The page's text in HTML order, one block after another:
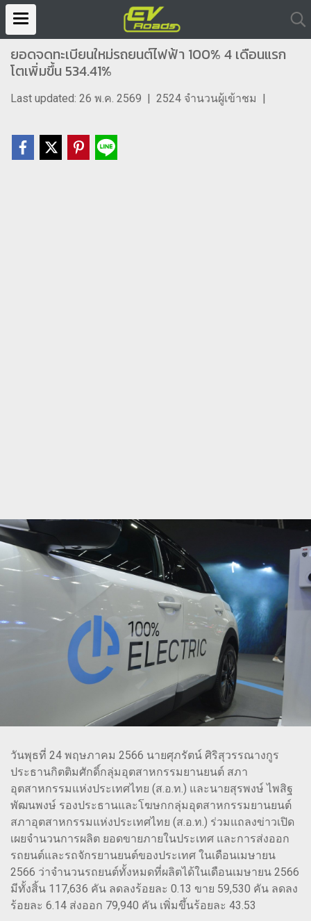
ยอดจดทะเบียนใหม่รถยนต์ไฟฟ้า 100% 4 เดือนแรก
โตเพิ่มขึ้น 534.41%
Last updated: 26 พ.ค. 2569 | 2524 จำนวนผู้เข้าชม |
วันพุธที่ 24 พฤษภาคม 2566 นายศุภรัตน์ ศิริสุวรรณางกูร
ประธานกิตติมศักดิ์กลุ่มอุตสาหกรรมยานยนต์ สภา
อุตสาหกรรมแห่งประเทศไทย (ส.อ.ท.) และนายสุรพงษ์ ไพสิฐ
พัฒนพงษ์ รองประธานและโฆษกกลุ่มอุตสาหกรรมยานยนต์
สภาอุตสาหกรรมแห่งประเทศไทย (ส.อ.ท.) ร่วมแถลงข่าวเปิด
เผยจำนวนการผลิต ยอดขายภายในประเทศ และการส่งออก
รถยนต์และรถจักรยานยนต์ของประเทศ ในเดือนเมษายน
2566 ว่าจำนวนรถยนต์ทั้งหมดที่ผลิตได้ในเดือนเมษายน 2566
มีทั้งสิ้น 117,636 คัน ลดลงร้อยละ 0.13 ขาย 59,530 คัน ลดลง
ร้อยละ 6.14 ส่งออก 79,940 คัน เพิ่มขึ้นร้อยละ 43.53